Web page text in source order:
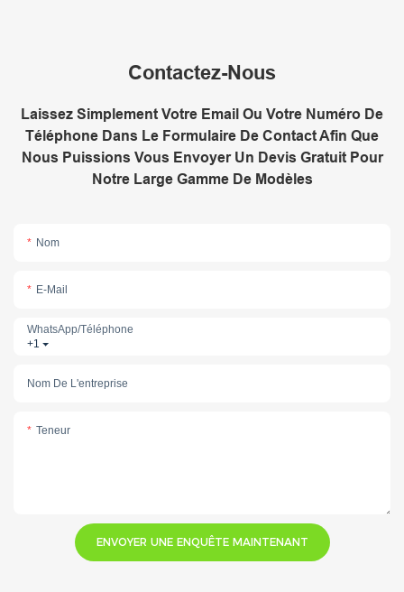
Contactez-Nous
Laissez Simplement Votre Email Ou Votre Numéro De
Téléphone Dans Le Formulaire De Contact Afin Que
Nous Puissions Vous Envoyer Un Devis Gratuit Pour
Notre Large Gamme De Modèles
Nom
E-Mail
+1
WhatsApp/téléphone
Nom De L'entreprise
Teneur
ENVOYER UNE ENQUÊTE MAINTENANT